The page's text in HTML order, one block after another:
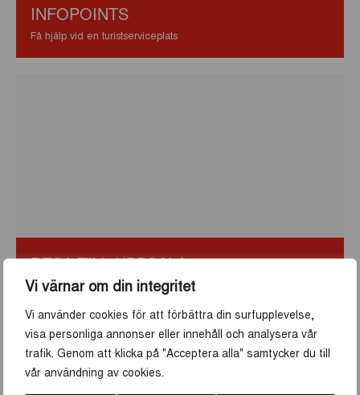
Vi värnar om din integritet
Vi använder cookies för att förbättra din surfupplevelse,
visa personliga annonser eller innehåll och analysera vår
trafik. Genom att klicka på "Acceptera alla" samtycker du till
vår användning av cookies.
INFOPOINTS
Få hjälp vid en turistserviceplats
18 minuter från Arlanda Airport